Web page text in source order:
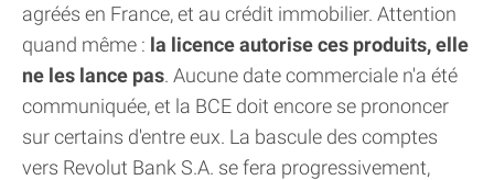
agréés en France, et au crédit immobilier. Attention
quand même : la licence autorise ces produits, elle
ne les lance pas. Aucune date commerciale n'a été
communiquée, et la BCE doit encore se prononcer
sur certains d'entre eux. La bascule des comptes
vers Revolut Bank S.A. se fera progressivement,